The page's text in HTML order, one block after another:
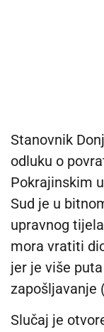
Stanovnik
odluku o
Pokrajinskim
Sud je u
upravnog
mora vratiti
jer je više
zapošljavanje
Slučaj je